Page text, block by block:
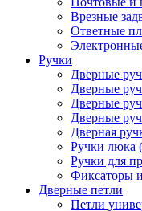
Врезные
Ответные
Ручки
Дверные
Дверные
Дверные
Дверные
Дверная
Ручки люка
Ручки для
Фиксаторы
Дверные петли
Петли